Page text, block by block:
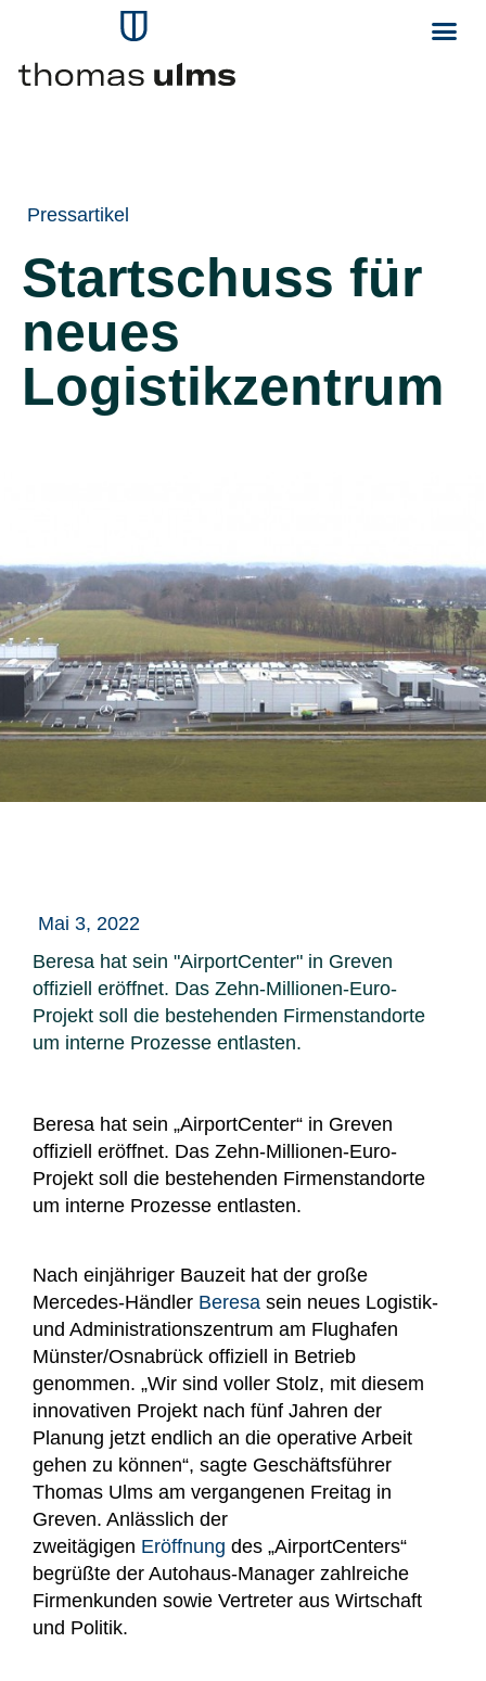
Pressartikel
Startschuss für
neues
Logistikzentrum
Mai 3, 2022
Beresa hat sein "AirportCenter" in Greven
offiziell eröffnet. Das Zehn-Millionen-Euro-
Projekt soll die bestehenden Firmenstandorte
um interne Prozesse entlasten.
Beresa hat sein „AirportCenter“ in Greven
offiziell eröffnet. Das Zehn-Millionen-Euro-
Projekt soll die bestehenden Firmenstandorte
um interne Prozesse entlasten.
Nach einjähriger Bauzeit hat der große
Mercedes-Händler Beresa sein neues Logistik-
und Administrationszentrum am Flughafen
Münster/Osnabrück offiziell in Betrieb
genommen. „Wir sind voller Stolz, mit diesem
innovativen Projekt nach fünf Jahren der
Planung jetzt endlich an die operative Arbeit
gehen zu können“, sagte Geschäftsführer
Thomas Ulms am vergangenen Freitag in
Greven. Anlässlich der
zweitägigen Eröffnung des „AirportCenters“
begrüßte der Autohaus-Manager zahlreiche
Firmenkunden sowie Vertreter aus Wirtschaft
und Politik.